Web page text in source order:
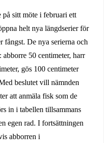
sitt möte i februari ett
helt nya längdserier för
fångst. De nya serierna och
abborre 50 centimeter, harr
gös 100 centimeter
beslutet vill nämnden
att anmäla fisk som de
in i tabellen tillsammans
egen rad. I fortsättningen
abborren i